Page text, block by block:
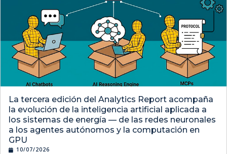
La tercera edición del Analytics Report acompaña
la evolución de la inteligencia artificial aplicada a
los sistemas de energía — de las redes neuronales
a los agentes autónomos y la computación en
GPU
10/07/2026